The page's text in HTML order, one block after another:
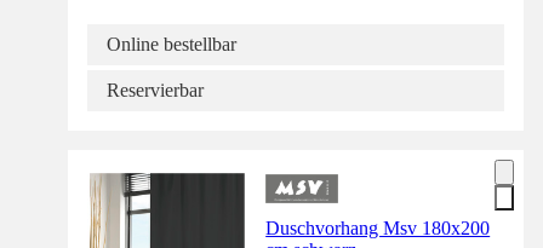
Online bestellbar
Reservierbar
Duschvorhang Msv 180x200